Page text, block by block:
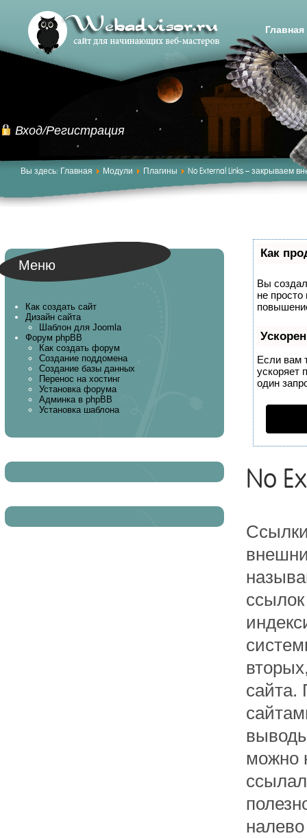
Главная
Вход/Регистрация
Вы здесь: Главная Модули Плагины No External Links – закрываем
Меню
Как создать сайт
Дизайн сайта
Шаблон для Joomla
Форум phpBB
Как создать форум
Создание поддомена
Создание базы данных
Перенос на хостинг
Установка форума
Админка в phpBB
Установка шаблона
Как
Вы
не
Если вам
ускоряет
один
No
сайта.
можно